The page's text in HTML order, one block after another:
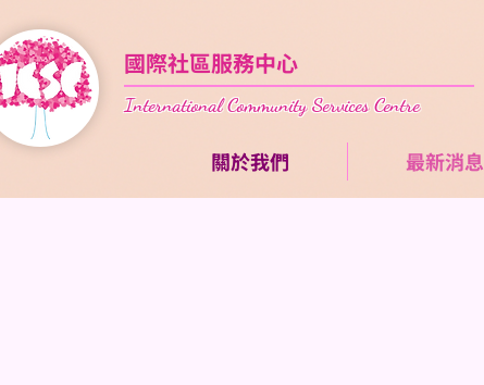
國際社區服務中心
International Community Services Centre
關於我們 最新消息